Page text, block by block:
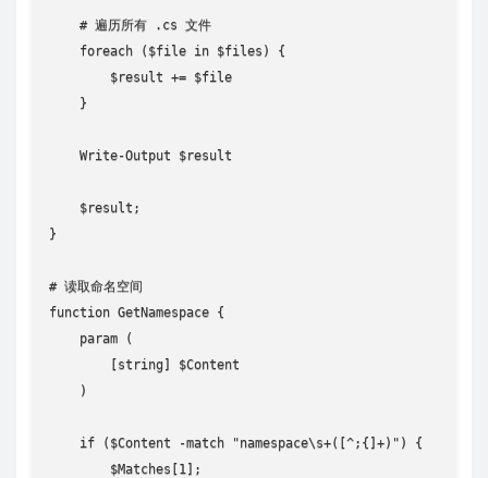
    # 遍历所有 .cs 文件
    foreach ($file in $files) {
        $result += $file
    }
    Write-Output $result
    $result;
}
# 读取命名空间
function GetNamespace {
    param (
        [string] $Content
    )
    if ($Content -match "namespace\s+([^;{]+)") {
        $Matches[1];